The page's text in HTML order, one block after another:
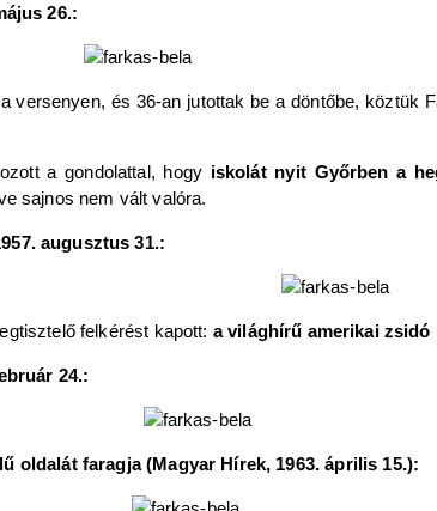
26.:
versenyen, és 36-an jutottak be a döntőbe, köztük
a gondolattal, hogy iskolát nyit Győrben a
sajnos nem vált valóra.
augusztus 31.:
felkérést kapott: a világhírű amerikai zsidó
24.:
oldalát faragja (Magyar Hírek, 1963. április 15.):